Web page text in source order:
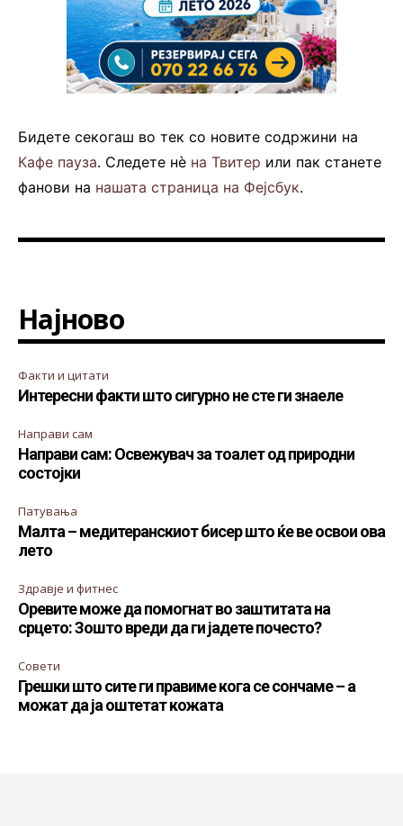
Бидете секогаш во тек со новите содржини на
Кафе пауза. Следете нè на Твитер или пак станете
фанови на нашата страница на Фејсбук.
Најново
Факти и цитати
Интересни факти што сигурно не сте ги знаеле
Направи сам
Направи сам: Освежувач за тоалет од природни
состојки
Патувања
Малта – медитеранскиот бисер што ќе ве освои ова
лето
Здравје и фитнес
Оревите може да помогнат во заштитата на
срцето: Зошто вреди да ги јадете почесто?
Совети
Грешки што сите ги правиме кога се сончаме – а
можат да ја оштетат кожата